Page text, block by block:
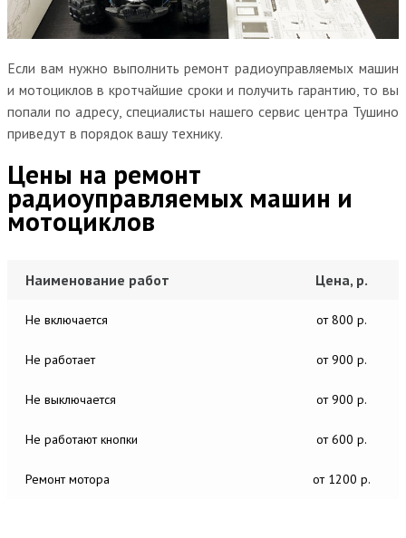
Если вам нужно выполнить ремонт радиоуправляемых машин
и мотоциклов в кротчайшие сроки и получить гарантию, то вы
попали по адресу, специалисты нашего сервис центра Тушино
приведут в порядок вашу технику.
Цены на ремонт
радиоуправляемых машин и
мотоциклов
Наименование работ Цена, р.
Не включается от 800 р.
Не работает от 900 р.
Не выключается от 900 р.
Не работают кнопки от 600 р.
Ремонт мотора от 1200 р.